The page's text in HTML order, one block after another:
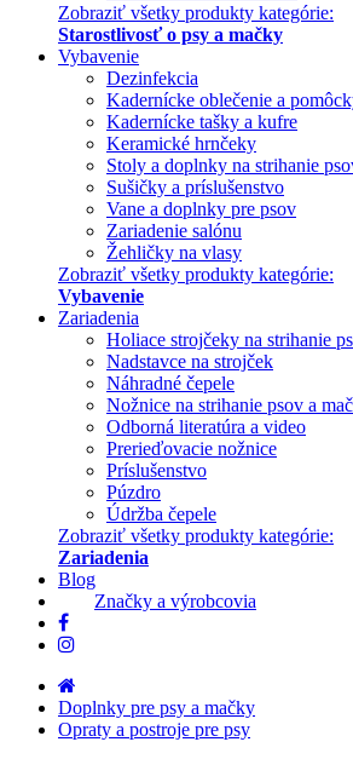
Zobraziť všetky produkty kategórie:
Starostlivosť o psy a mačky
Vybavenie
Dezinfekcia
Kadernícke oblečenie a
Kadernícke tašky a kufre
Keramické hrnčeky
Stoly a doplnky na strihanie
Sušičky a príslušenstvo
Vane a doplnky pre psov
Zariadenie salónu
Žehličky na vlasy
Zobraziť všetky produkty kategórie:
Vybavenie
Zariadenia
Holiace strojčeky na strihanie
Nadstavce na strojček
Náhradné čepele
Nožnice na strihanie psov a
Odborná literatúra a video
Prerieďovacie nožnice
Príslušenstvo
Púzdro
Údržba čepele
Zobraziť všetky produkty kategórie:
Zariadenia
Blog
Značky a výrobcovia
Doplnky pre psy a mačky
Opraty a postroje pre psy